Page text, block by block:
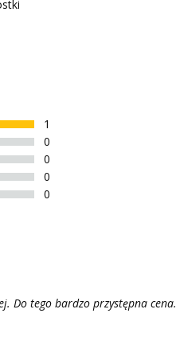
1
0
0
0
0
Do tego bardzo przystępna cena.